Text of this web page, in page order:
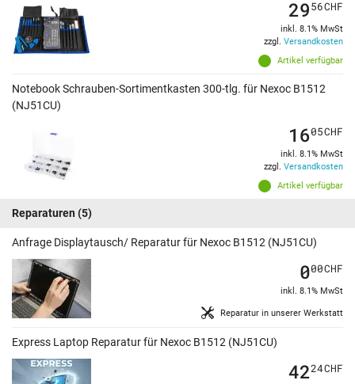
Artikel verfügbar
2956CHF
inkl. 8.1% MwSt
zzgl. Versandkosten
Notebook Schrauben-Sortimentkasten 300-tlg. für Nexoc B1512
(NJ51CU)
Artikel verfügbar
1605CHF
inkl. 8.1% MwSt
zzgl. Versandkosten
Reparaturen (5)
Anfrage Displaytausch/ Reparatur für Nexoc B1512 (NJ51CU)
Reparatur in unserer Werkstatt
000CHF
inkl. 8.1% MwSt
Express Laptop Reparatur für Nexoc B1512 (NJ51CU)
4224CHF